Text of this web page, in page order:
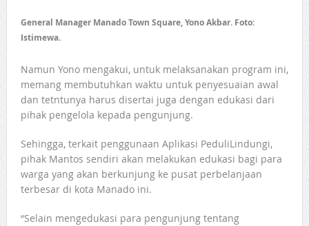
General Manager Manado Town Square, Yono Akbar. Foto:
Istimewa.
Namun Yono mengakui, untuk melaksanakan program ini,
memang membutuhkan waktu untuk penyesuaian awal
dan tetntunya harus disertai juga dengan edukasi dari
pihak pengelola kepada pengunjung.
Sehingga, terkait penggunaan Aplikasi PeduliLindungi,
pihak Mantos sendiri akan melakukan edukasi bagi para
warga yang akan berkunjung ke pusat perbelanjaan
terbesar di kota Manado ini.
“Selain mengedukasi para pengunjung tentang